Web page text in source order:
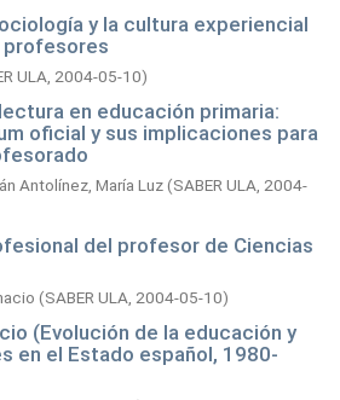
y la cultura experiencial
profesores
ULA, 2004-05-10)
en educación primaria:
oficial y sus implicaciones para
Antolínez, María Luz(SABER ULA, 2004-
del profesor de Ciencias
(SABER ULA, 2004-05-10)
(Evolución de la educación y
en el Estado español, 1980-